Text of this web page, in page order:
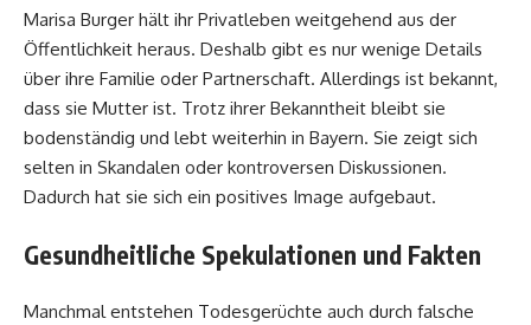
Marisa Burger hält ihr Privatleben weitgehend aus der
Öffentlichkeit heraus. Deshalb gibt es nur wenige Details
über ihre Familie oder Partnerschaft. Allerdings ist bekannt,
dass sie Mutter ist. Trotz ihrer Bekanntheit bleibt sie
bodenständig und lebt weiterhin in Bayern. Sie zeigt sich
selten in Skandalen oder kontroversen Diskussionen.
Dadurch hat sie sich ein positives Image aufgebaut.
Gesundheitliche Spekulationen und Fakten
Manchmal entstehen Todesgerüchte auch durch falsche